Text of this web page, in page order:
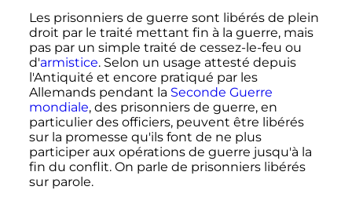
Les prisonniers de guerre sont libérés de plein
droit par le traité mettant fin à la guerre, mais
pas par un simple traité de cessez-le-feu ou
d'armistice. Selon un usage attesté depuis
l'Antiquité et encore pratiqué par les
Allemands pendant la Seconde Guerre
mondiale, des prisonniers de guerre, en
particulier des officiers, peuvent être libérés
sur la promesse qu'ils font de ne plus
participer aux opérations de guerre jusqu'à la
fin du conflit. On parle de prisonniers libérés
sur parole.